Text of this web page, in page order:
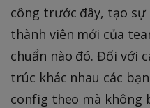
công trước đây, tạo
thành viên mới của
chuẩn nào đó. Đối với
trúc khác nhau các
config theo mà không